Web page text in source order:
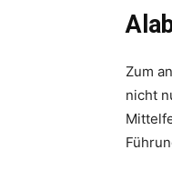
Zum
nicht